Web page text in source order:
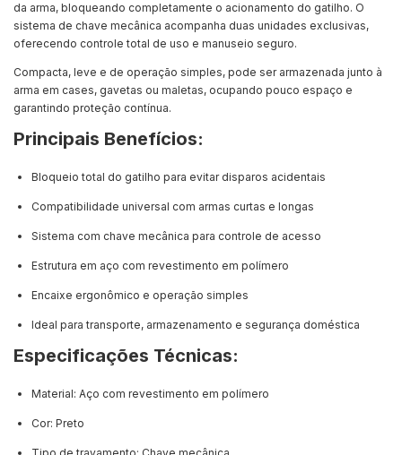
da arma, bloqueando completamente o acionamento do gatilho. O
sistema de chave mecânica acompanha duas unidades exclusivas,
oferecendo controle total de uso e manuseio seguro.
Compacta, leve e de operação simples, pode ser armazenada junto à
arma em cases, gavetas ou maletas, ocupando pouco espaço e
garantindo proteção contínua.
Principais Benefícios:
Bloqueio total do gatilho para evitar disparos acidentais
Compatibilidade universal com armas curtas e longas
Sistema com chave mecânica para controle de acesso
Estrutura em aço com revestimento em polímero
Encaixe ergonômico e operação simples
Ideal para transporte, armazenamento e segurança doméstica
Especificações Técnicas:
Material: Aço com revestimento em polímero
Cor: Preto